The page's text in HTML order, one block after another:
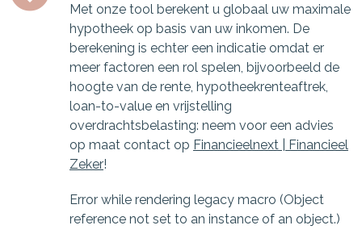
Met onze tool berekent u globaal uw maximale
hypotheek op basis van uw inkomen. De
berekening is echter een indicatie omdat er
meer factoren een rol spelen, bijvoorbeeld de
hoogte van de rente, hypotheekrenteaftrek,
loan-to-value en vrijstelling
overdrachtsbelasting: neem voor een advies
op maat contact op Financieelnext | Financieel
Zeker!
Error while rendering legacy macro (Object
reference not set to an instance of an object.)